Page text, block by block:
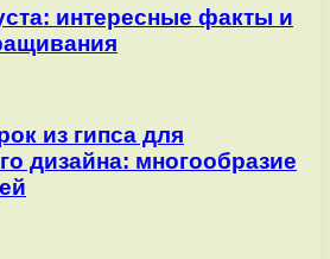
интересные факты и
из гипса для
дизайна: многообразие